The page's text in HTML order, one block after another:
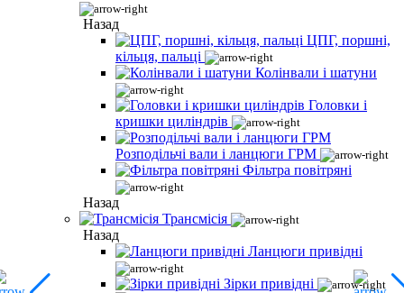
Назад
ЦПГ, поршні,
кільця, пальці
Колінвали і шатуни
Головки і
кришки циліндрів
Розподільчі вали і ланцюги ГРМ
Фільтра повітряні
Назад
Трансмісія
Назад
Ланцюги привідні
Зірки привідні